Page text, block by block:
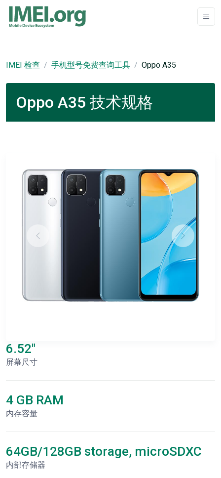
IMEI 检查 手机型号免费查询工具 Oppo A35
Oppo A35 技术规格
6.52"
屏幕尺寸
4 GB RAM
内存容量
64GB/128GB storage, microSDXC
内部存储器